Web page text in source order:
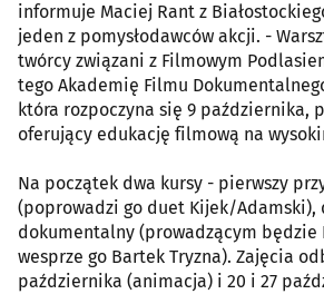
informuje Maciej Rant z
jeden z pomysłodawców akcji. -
twórcy związani z Filmowym
tego Akademię Filmu
która rozpoczyna się 9 października,
oferujący edukację filmową na
Na początek dwa kursy - pierwszy
(poprowadzi go duet Kijek/Adamski),
dokumentalny (prowadzącym będzie
wesprze go Bartek Tryzna). Zajęcia
października (animacja) i 20 i 27